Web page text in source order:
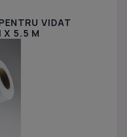
VIDAT
X 5.5 M